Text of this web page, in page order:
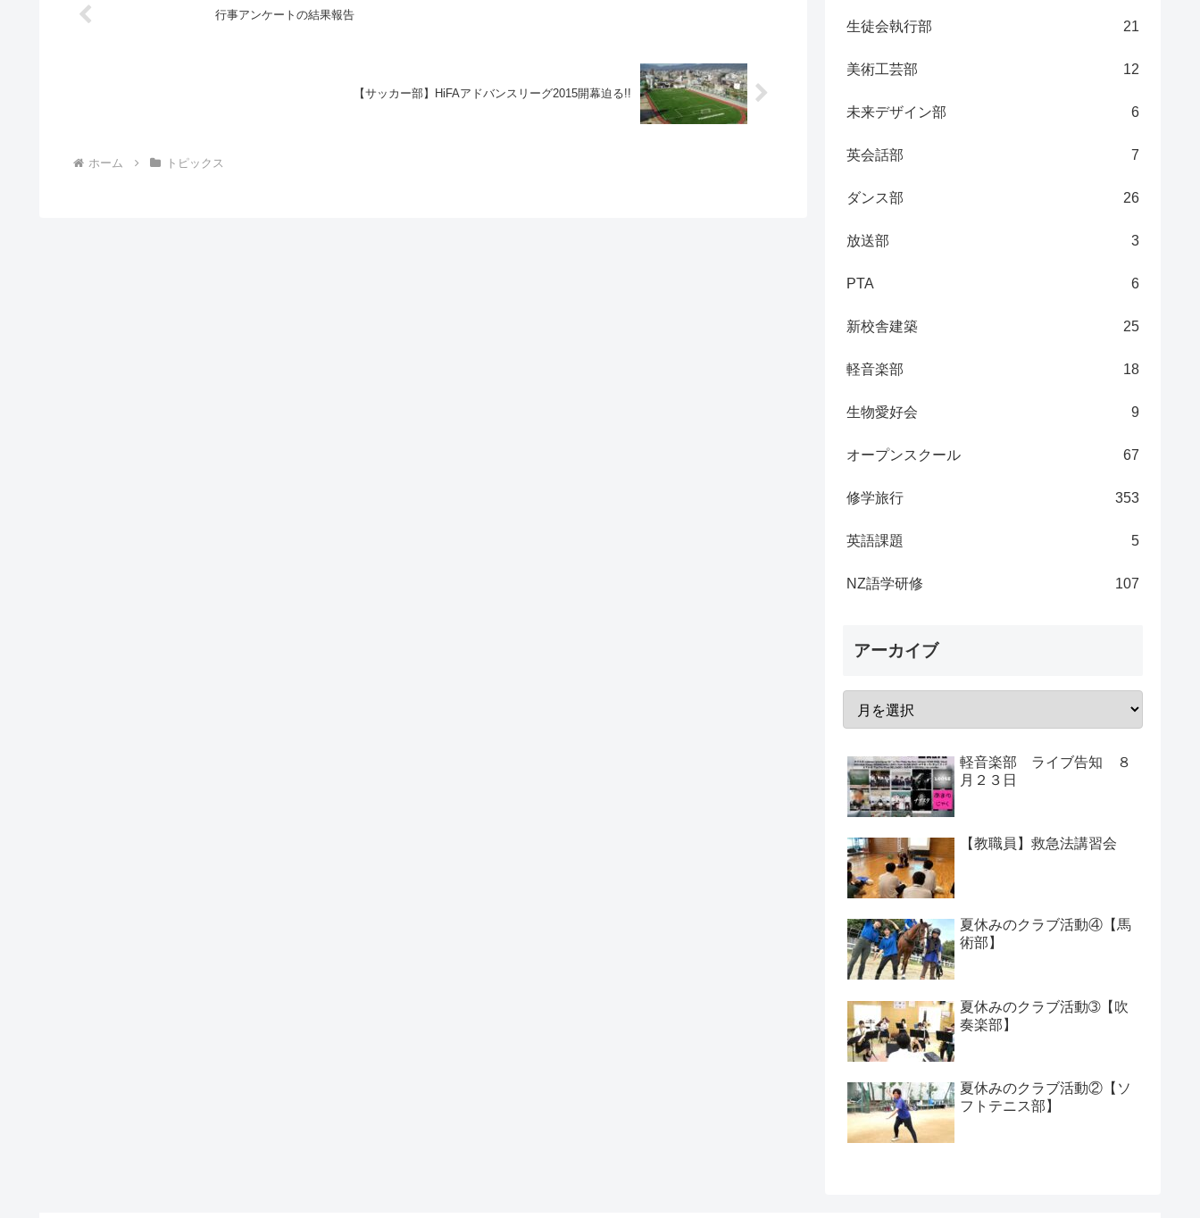
行事アンケートの結果報告
【サッカー部】HiFAアドバンスリーグ2015開幕迫る!!
ホーム トピックス
生徒会執行部 21
美術工芸部 12
未来デザイン部 6
英会話部 7
ダンス部 26
放送部 3
PTA 6
新校舎建築 25
軽音楽部 18
生物愛好会 9
オープンスクール 67
修学旅行 353
英語課題 5
NZ語学研修 107
アーカイブ
軽音楽部 ライブ告知 ８
月２３日
【教職員】救急法講習会
夏休みのクラブ活動④【馬
術部】
夏休みのクラブ活動➂【吹
奏楽部】
夏休みのクラブ活動②【ソ
フトテニス部】